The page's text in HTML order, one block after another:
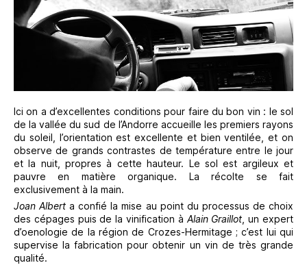
Ici on a d’excellentes conditions pour faire du bon vin : le sol
de la vallée du sud de l’Andorre accueille les premiers rayons
du soleil, l’orientation est excellente et bien ventilée, et on
observe de grands contrastes de température entre le jour
et la nuit, propres à cette hauteur. Le sol est argileux et
pauvre en matière organique. La récolte se fait
exclusivement à la main.
Joan Albert a confié la mise au point du processus de choix
des cépages puis de la vinification à Alain Graillot , un expert
d’oenologie de la région de Crozes-Hermitage ; c’est lui qui
supervise la fabrication pour obtenir un vin de très grande
qualité.